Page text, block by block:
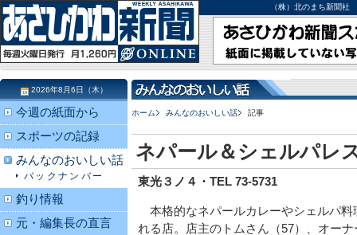
（株）北のまち新聞
ホーム みんなのおいしい話 記事
ネパール＆シェルパレ
東光３ノ４・TEL 73-5731
本格的なネパールカレーやシェルパ料
れる店。店主のトムさん（57）、オー
2026年8月6日（木）
今週の紙面から
スポーツの記録
みんなのおいしい話
バックナンバー
釣り情報
元・編集長の直言